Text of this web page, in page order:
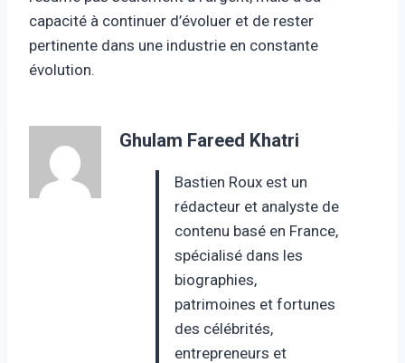
capacité à continuer d’évoluer et de rester
pertinente dans une industrie en constante
évolution.
Ghulam Fareed Khatri
Bastien Roux est un
rédacteur et analyste de
contenu basé en France,
spécialisé dans les
biographies,
patrimoines et fortunes
des célébrités,
entrepreneurs et